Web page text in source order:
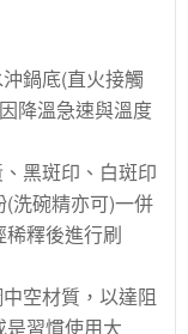
鍋底(直火接觸
降溫急速與溫度
黑斑印、白斑印
洗碗精亦可)一併
釋後進行刷
空材質，以達阻
習慣使用大